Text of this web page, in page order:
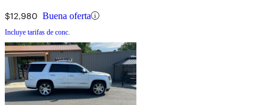
$12,980 Buena oferta
Incluye tarifas de conc.